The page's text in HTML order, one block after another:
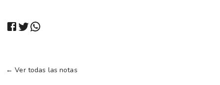
← Ver todas las notas